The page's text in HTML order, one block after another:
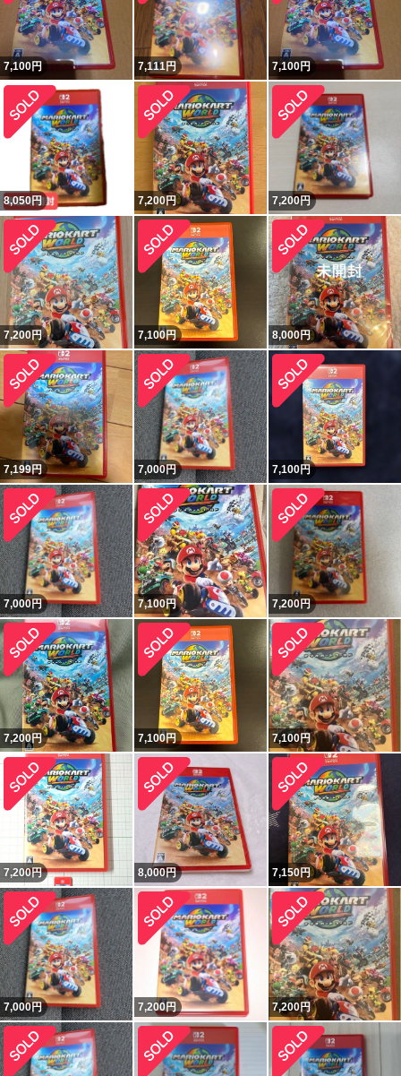
7,100円 7,111円 7,100円
8,050円 7,200円 7,200円
7,200円 7,100円 8,000円
7,199円 7,000円 7,100円
7,000円 7,100円 7,200円
7,200円 7,100円 7,100円
7,200円 8,000円 7,150円
7,000円 7,200円 7,200円